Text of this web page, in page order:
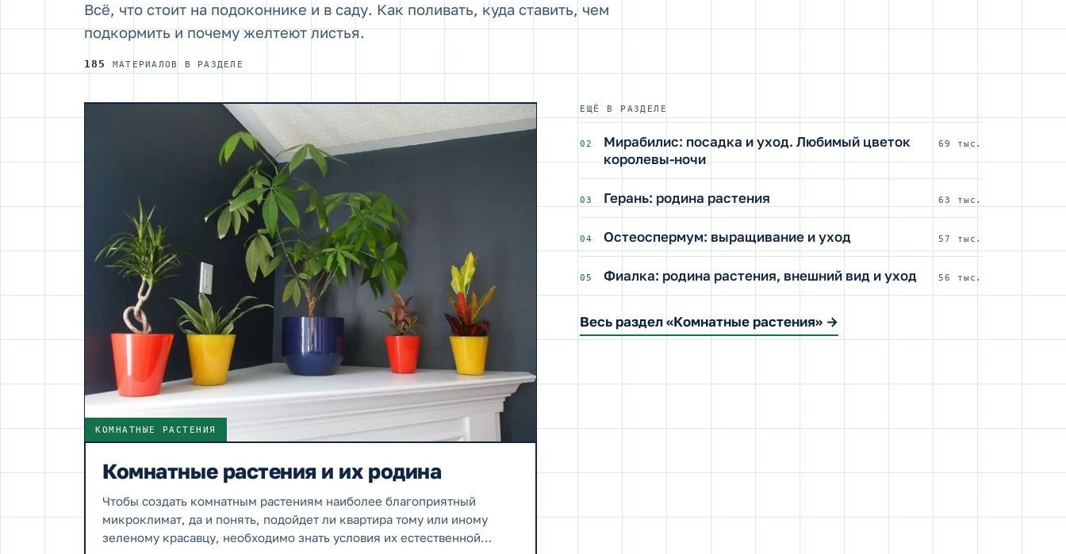
Всё, что стоит на подоконнике и в саду. Как поливать, куда ставить, чем
подкормить и почему желтеют листья.
185 МАТЕРИАЛОВ В РАЗДЕЛЕ
КОМНАТНЫЕ РАСТЕНИЯ
Комнатные растения и их родина
Чтобы создать комнатным растениям наиболее благоприятный
микроклимат, да и понять, подойдет ли квартира тому или иному
зеленому красавцу, необходимо знать условия их естественной
ЕЩЁ В РАЗДЕЛЕ
02
Мирабилис: посадка и уход. Любимый цветок
королевы-ночи
69 тыс.
03 Герань: родина растения 63 тыс.
04 Остеоспермум: выращивание и уход 57 тыс.
05 Фиалка: родина растения, внешний вид и уход 56 тыс.
Весь раздел «Комнатные растения» →